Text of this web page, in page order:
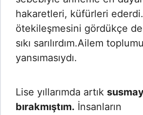
hakaretleri, küfürleri
ötekileşmesini gördükçe
sıkı sarılırdım.Ailem
yansımasıydı.
Lise yıllarımda artık
bırakmıştım. İnsanların